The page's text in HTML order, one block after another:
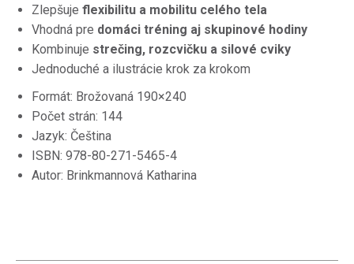
Zlepšuje flexibilitu a mobilitu celého tela
Vhodná pre domáci tréning aj skupinové hodiny
Kombinuje strečing, rozcvičku a silové cviky
Jednoduché a ilustrácie krok za krokom
Formát: Brožovaná 190×240
Počet strán: 144
Jazyk: Čeština
ISBN: 978-80-271-5465-4
Autor: Brinkmannová Katharina